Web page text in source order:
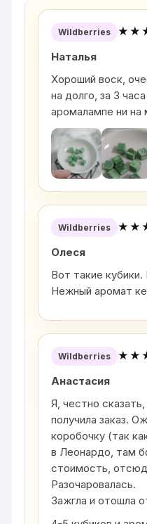
Wildberries
Наталья
Хороший воск,
на долго, за 3
аромалампе ни на
Wildberries
Олеся
Вот такие
Нежный аромат
Wildberries
Анастасия
Я, честно
получила заказ.
коробочку (так
в Леонардо, там
стоимость,
Разочаровалась.
Зажгла и отошла